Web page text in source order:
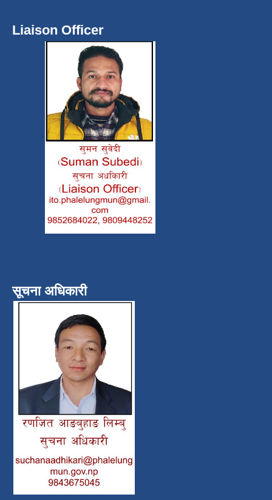
Liaison Officer
सूचना अधिकारी